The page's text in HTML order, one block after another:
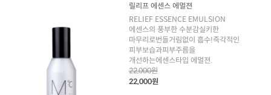
릴리프 에센스 에멀젼
RELIEF ESSENCE EMULSION
에센스의 풍부한 수분감실키한
마무리로번들거림없이 흡수!즉각적인
피부보습과피부주름을
개선하는에센스타입 에멀젼.
22,000원
22,000원